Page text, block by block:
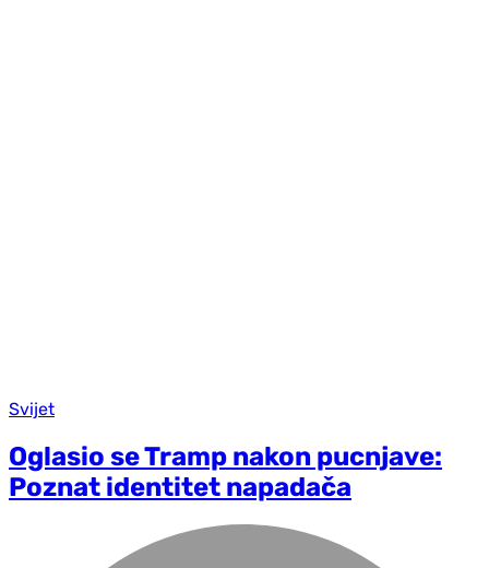
Svijet
Oglasio se Tramp nakon pucnjave:
Poznat identitet napadača